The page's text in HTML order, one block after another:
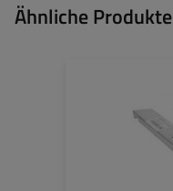
Ähnliche Produkte